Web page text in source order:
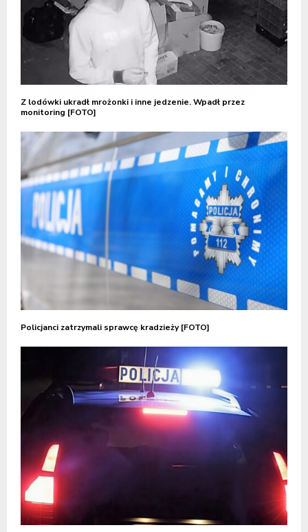
Z lodówki ukradł mrożonki i inne jedzenie. Wpadł przez
monitoring [FOTO]
Policjanci zatrzymali sprawcę kradzieży [FOTO]